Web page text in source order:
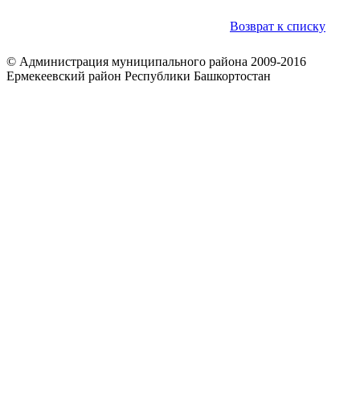
Возврат к списку
© Администрация муниципального района 2009-2016
Ермекеевский район Республики Башкортостан